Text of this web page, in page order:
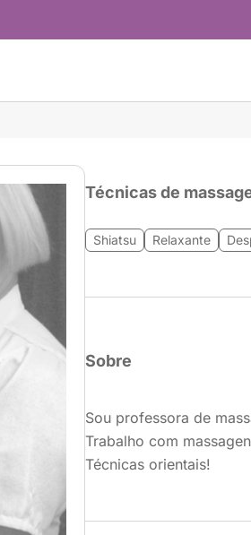
Técnicas de
Shiatsu Relaxante
Sobre
Sou professora de
Trabalho com
Técnicas orientais!